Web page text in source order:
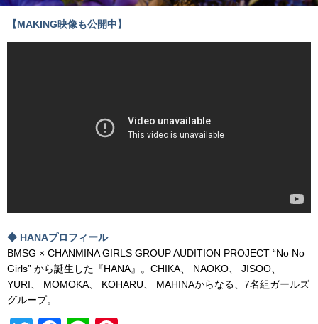
【MAKING映像も公開中】
◆ HANAプロフィール
BMSG × CHANMINA GIRLS GROUP AUDITION PROJECT “No No
Girls” から誕生した『HANA』。CHIKA、 NAOKO、 JISOO、
YURI、 MOMOKA、 KOHARU、 MAHINAからなる、7名組ガールズ
グループ。